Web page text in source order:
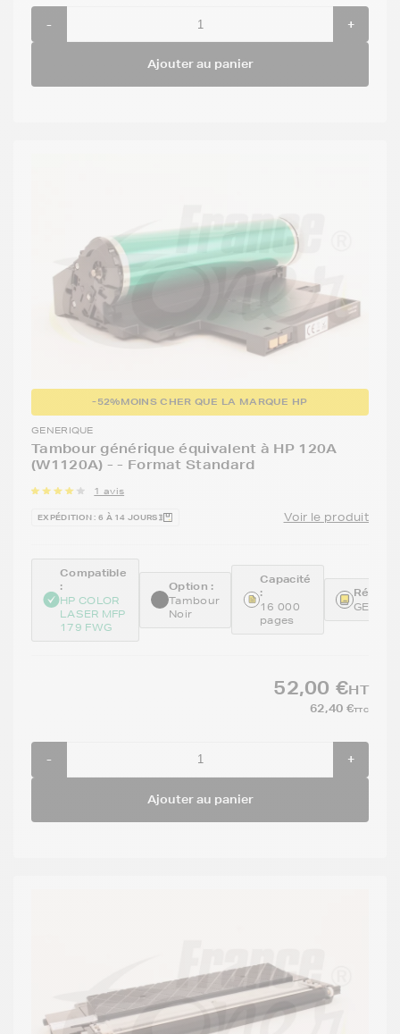
- +
Ajouter au panier
-52%MOINS CHER QUE LA MARQUE HP
GENERIQUE
Tambour générique équivalent à HP 120A
(W1120A) - - Format Standard
1 avis
EXPÉDITION : 6 À 14 JOURS Voir le produit
Compatible
:
HP COLOR
LASER MFP
179 FWG
Option :
Tambour
Noir
Capacité
:
16 000
pages
52,00 €HT
62,40 €TTC
- +
Ajouter au panier